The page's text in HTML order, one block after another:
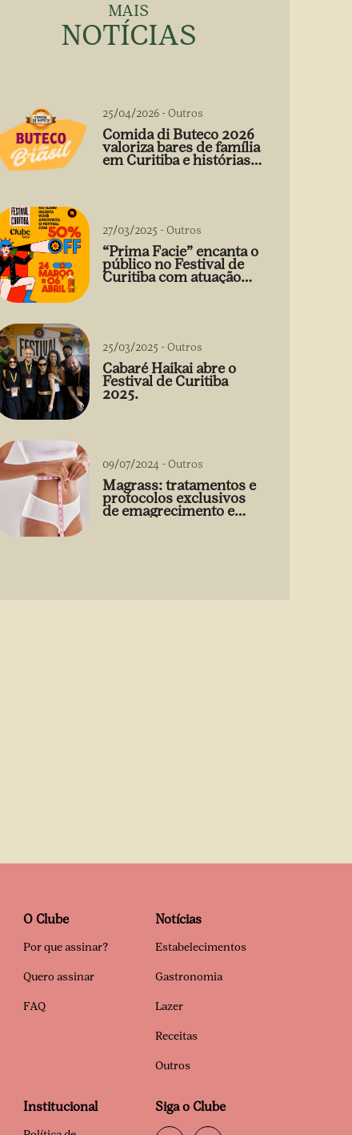
MAIS
NOTÍCIAS
25/04/2026 -Outros
Comida di Buteco 2026
valoriza bares de família
em Curitiba e histórias
27/03/2025 -Outros
“Prima Facie” encanta o
público no Festival de
Curitiba com atuação
arrebatadora de Débora
25/03/2025 -Outros
Cabaré Haikai abre o
Festival de Curitiba
2025.
09/07/2024 -Outros
Magrass: tratamentos e
protocolos exclusivos
de emagrecimento e
estética sem uso de
O Clube
Por que assinar?
Quero assinar
FAQ
Notícias
Estabelecimentos
Gastronomia
Lazer
Receitas
Outros
Institucional Siga o Clube